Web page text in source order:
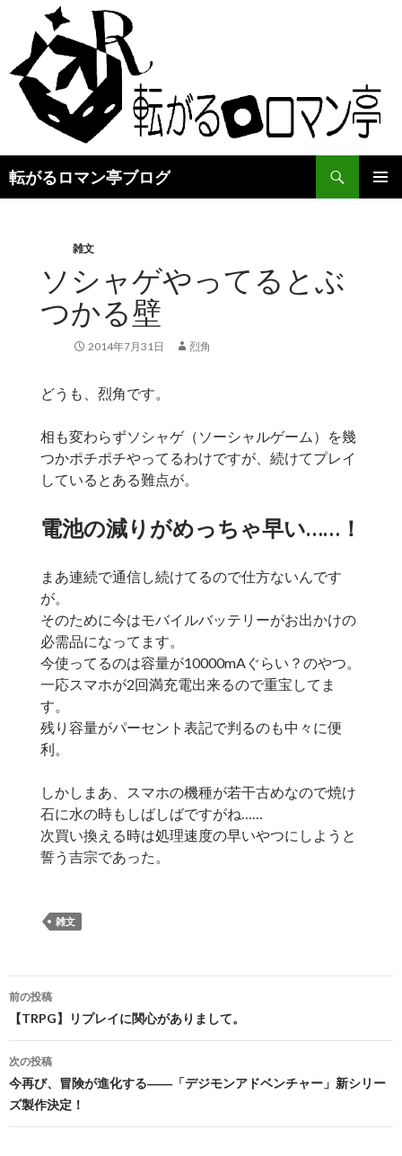
転がるロマン亭ブログ
検
索
雑文
ソシャゲやってるとぶ
つかる壁
2014年7月31日 烈角
どうも、烈角です。
相も変わらずソシャゲ（ソーシャルゲーム）を幾
つかポチポチやってるわけですが、続けてプレイ
しているとある難点が。
電池の減りがめっちゃ早い……！
まあ連続で通信し続けてるので仕方ないんです
が。
そのために今はモバイルバッテリーがお出かけの
必需品になってます。
今使ってるのは容量が10000mAぐらい？のやつ。
一応スマホが2回満充電出来るので重宝してま
す。
残り容量がパーセント表記で判るのも中々に便
利。
しかしまあ、スマホの機種が若干古めなので焼け
石に水の時もしばしばですがね……
次買い換える時は処理速度の早いやつにしようと
誓う吉宗であった。
雑文
投
稿
ナ
ビ
ゲ
前の投稿
【TRPG】リプレイに関心がありまして。
次の投稿
今再び、冒険が進化する――「デジモンアドベンチャー」新シリー
ズ製作決定！